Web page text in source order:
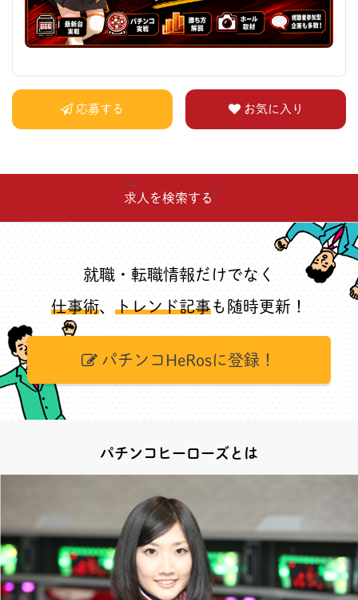
応募する お気に入り
求人を検索する
就職・転職情報だけでなく
仕事術、 トレンド記事も随時更新！
パチンコHeRosに登録！
パチンコヒーローズとは